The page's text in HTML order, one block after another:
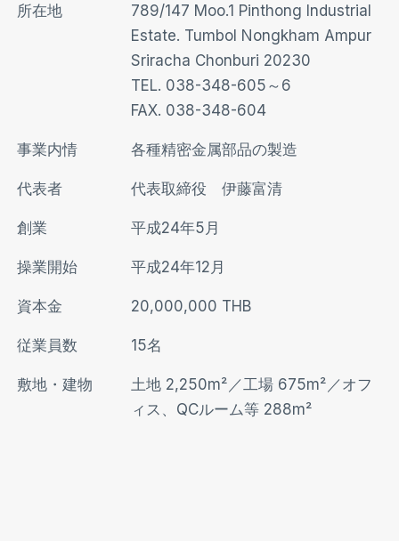
所在地
789/147 Moo.1 Pinthong Industrial
Estate. Tumbol Nongkham Ampur
Sriracha Chonburi 20230
TEL. 038-348-605～6
FAX. 038-348-604
事業内情 各種精密金属部品の製造
代表者 代表取締役 伊藤富清
創業 平成24年5月
操業開始 平成24年12月
資本金 20,000,000 THB
従業員数 15名
敷地・建物
土地 2,250m²／工場 675m²／オフ
ィス、QCルーム等 288m²